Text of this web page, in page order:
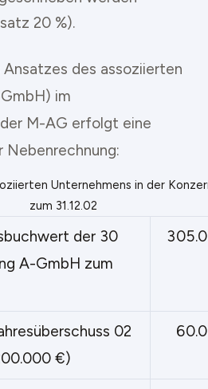
20 %).
des assoziierten
im
M-AG erfolgt eine
Nebenrechnung:
Unternehmens in der
zum 31.12.02
der 30
A-GmbH zum
02
€)